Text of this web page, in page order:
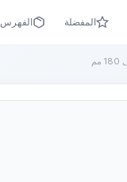
المفضلة الفهرس